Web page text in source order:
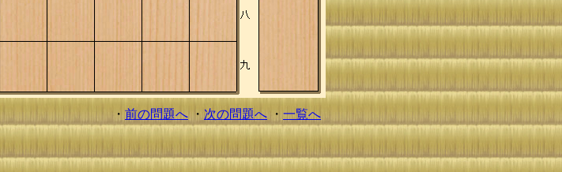
・ 前の問題へ・次の問題へ ・ 一覧へ